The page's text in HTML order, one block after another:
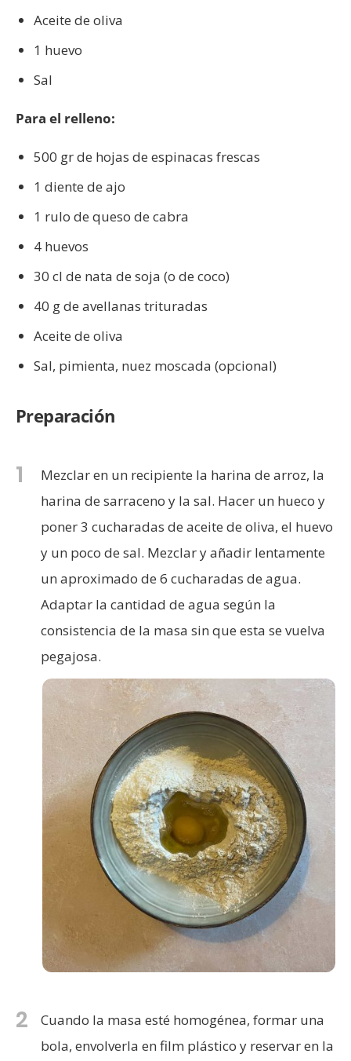
Aceite de oliva
1 huevo
Sal
Para el relleno:
500 gr de hojas de espinacas frescas
1 diente de ajo
1 rulo de queso de cabra
4 huevos
30 cl de nata de soja (o de coco)
40 g de avellanas trituradas
Aceite de oliva
Sal, pimienta, nuez moscada (opcional)
Preparación
1
Mezclar en un recipiente la harina de arroz, la
harina de sarraceno y la sal. Hacer un hueco y
poner 3 cucharadas de aceite de oliva, el huevo
y un poco de sal. Mezclar y añadir lentamente
un aproximado de 6 cucharadas de agua.
Adaptar la cantidad de agua según la
consistencia de la masa sin que esta se vuelva
pegajosa.
2
Cuando la masa esté homogénea, formar una
bola, envolverla en film plástico y reservar en la